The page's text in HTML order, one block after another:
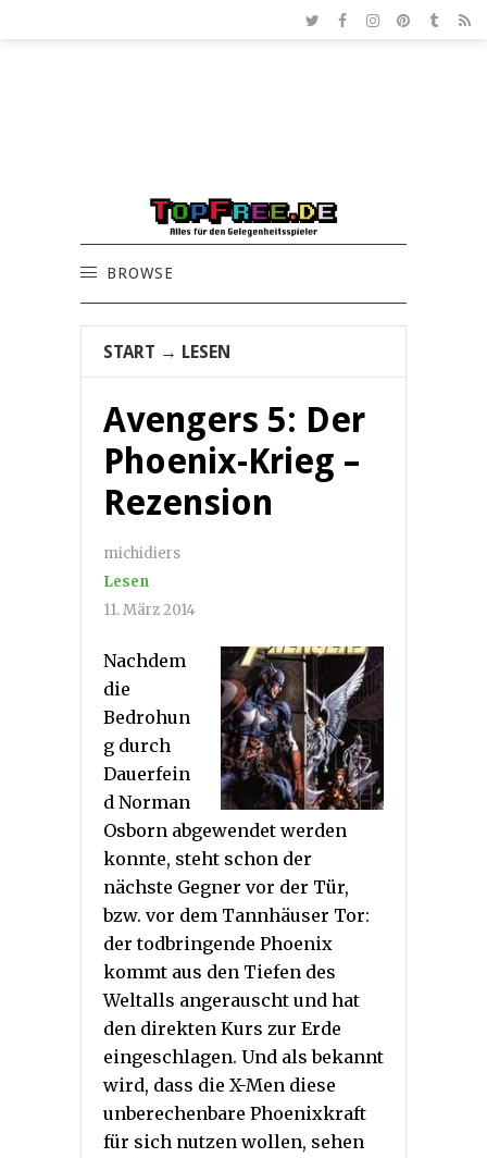
BROWSE
START → LESEN
Avengers 5: Der
Phoenix-Krieg –
Rezension
michidiers
Lesen
11. März 2014
Nachdem
die
Bedrohun
g durch
Dauerfein
d Norman
Osborn abgewendet werden
konnte, steht schon der
nächste Gegner vor der Tür,
bzw. vor dem Tannhäuser Tor:
der todbringende Phoenix
kommt aus den Tiefen des
Weltalls angerauscht und hat
den direkten Kurs zur Erde
eingeschlagen. Und als bekannt
wird, dass die X-Men diese
unberechenbare Phoenixkraft
für sich nutzen wollen, sehen